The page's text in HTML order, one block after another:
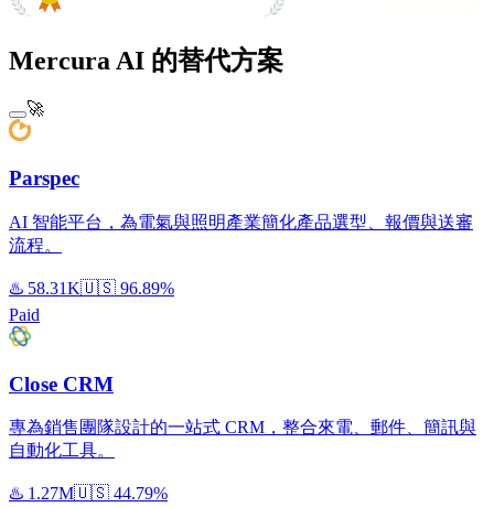
Mercura AI 的替代方案
🚀
Parspec
AI 智能平台，為電氣與照明產業簡化產品選型、報價與送審
流程。
♨️ 58.31K🇺🇸 96.89%
Paid
Close CRM
專為銷售團隊設計的一站式 CRM，整合來電、郵件、簡訊與
自動化工具。
♨️ 1.27M🇺🇸 44.79%